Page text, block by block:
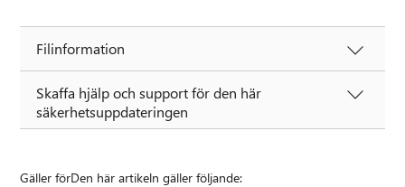
Filinformation
Skaffa hjälp och support för den här
säkerhetsuppdateringen
Gäller förDen här artikeln gäller följande: